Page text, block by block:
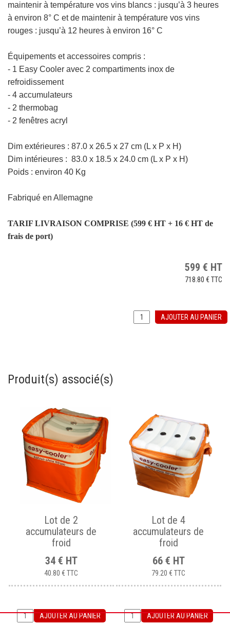
maintenir à température vos vins blancs : jusqu’à 3 heures
à environ 8° C et de maintenir à température vos vins
rouges : jusqu’à 12 heures à environ 16° C
Équipements et accessoires compris :
- 1 Easy Cooler avec 2 compartiments inox de
refroidissement
- 4 accumulateurs
- 2 thermobag
- 2 fenêtres acryl
Dim extérieures : 87.0 x 26.5 x 27 cm (L x P x H)
Dim intérieures : 83.0 x 18.5 x 24.0 cm (L x P x H)
Poids : environ 40 Kg
Fabriqué en Allemagne
TARIF LIVRAISON COMPRISE (599 € HT + 16 € HT de
frais de port)
599 € HT
718.80 €TTC
AJOUTER AU PANIER
Produit(s) associé(s)
Lot de 2
accumulateurs de
froid
34€ HT
40.80 €TTC
AJOUTER AU PANIER
Lot de 4
accumulateurs de
froid
66€ HT
79.20 €TTC
AJOUTER AU PANIER